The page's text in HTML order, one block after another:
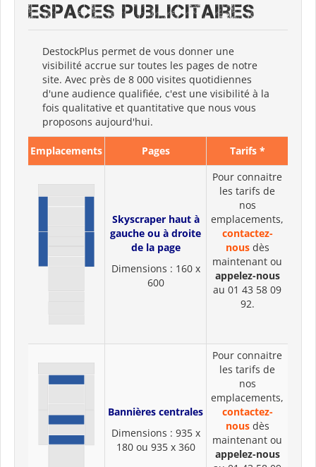
Espaces publicitaires
DestockPlus permet de vous donner une
visibilité accrue sur toutes les pages de notre
site. Avec près de 8 000 visites quotidiennes
d'une audience qualifiée, c'est une visibilité à la
fois qualitative et quantitative que nous vous
proposons aujourd'hui.
Emplacements Pages Tarifs *
Skyscraper haut à
gauche ou à droite
de la page
Dimensions : 160 x
600
Pour connaitre
les tarifs de
nos
emplacements,
contactez-
nousdès
maintenant ou
appelez-nous
au 01 43 58 09
92.
Bannières centrales
Dimensions : 935 x
180 ou 935 x 360
Pour connaitre
les tarifs de
nos
emplacements,
contactez-
nousdès
maintenant ou
appelez-nous